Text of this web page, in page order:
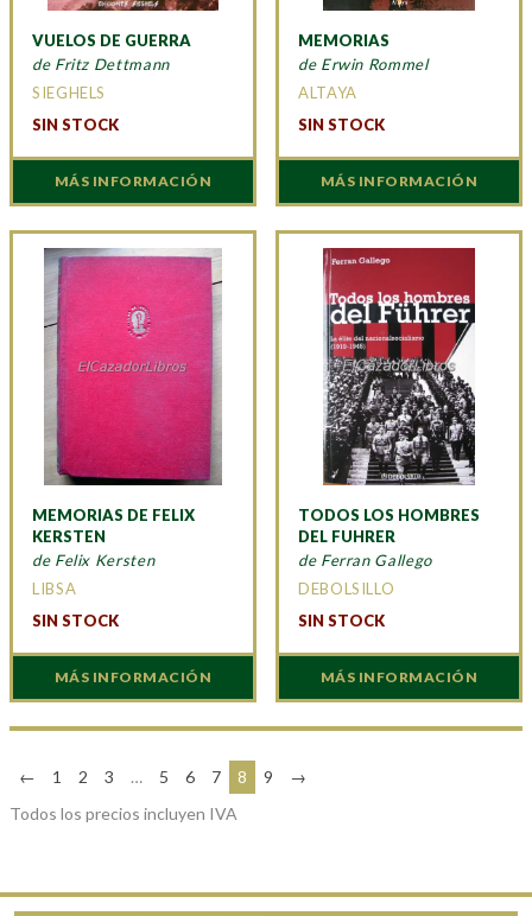
VUELOS DE GUERRA
de Fritz Dettmann
SIEGHELS
SIN STOCK
MÁS INFORMACIÓN
MEMORIAS
de Erwin Rommel
ALTAYA
SIN STOCK
MÁS INFORMACIÓN
MEMORIAS DE FELIX
KERSTEN
de Felix Kersten
LIBSA
SIN STOCK
MÁS INFORMACIÓN
TODOS LOS HOMBRES
DEL FUHRER
de Ferran Gallego
DEBOLSILLO
SIN STOCK
MÁS INFORMACIÓN
← 1 2 3 … 5 6 7 8 9
→
Todos los precios incluyen IVA